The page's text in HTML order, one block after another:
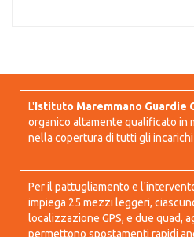
L'Istituto Maremmano Guardie
organico altamente qualificato in
nella copertura di tutti gli
Per il pattugliamento e
impiega 25 mezzi leggeri,
localizzazione GPS, e due quad,
permettono spostamenti rapidi